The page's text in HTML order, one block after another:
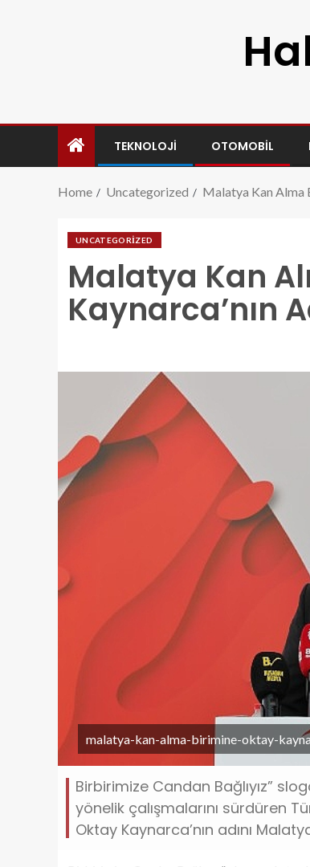
TEKNOLOJI OTOMOBIL
Home Uncategorized Malatya Kan Alma
UNCATEGORIZED
Malatya Kan
Kaynarca’nın
malatya-kan-alma-birimine-oktay-
Birbirimize Candan Bağlıyız”
yönelik çalışmalarını sürdüren
Oktay Kaynarca’nın adını